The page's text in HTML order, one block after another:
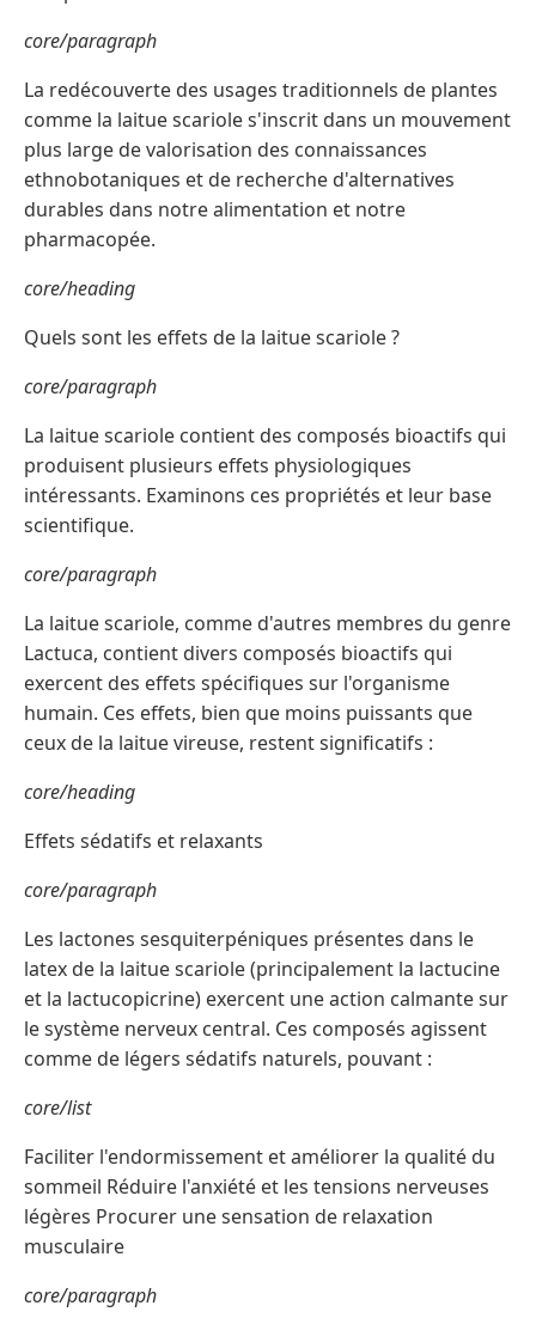
core/paragraph
La redécouverte des usages traditionnels de plantes
comme la laitue scariole s'inscrit dans un mouvement
plus large de valorisation des connaissances
ethnobotaniques et de recherche d'alternatives
durables dans notre alimentation et notre
pharmacopée.
core/heading
Quels sont les effets de la laitue scariole ?
core/paragraph
La laitue scariole contient des composés bioactifs qui
produisent plusieurs effets physiologiques
intéressants. Examinons ces propriétés et leur base
scientifique.
core/paragraph
La laitue scariole, comme d'autres membres du genre
Lactuca, contient divers composés bioactifs qui
exercent des effets spécifiques sur l'organisme
humain. Ces effets, bien que moins puissants que
ceux de la laitue vireuse, restent significatifs :
core/heading
Effets sédatifs et relaxants
core/paragraph
Les lactones sesquiterpéniques présentes dans le
latex de la laitue scariole (principalement la lactucine
et la lactucopicrine) exercent une action calmante sur
le système nerveux central. Ces composés agissent
comme de légers sédatifs naturels, pouvant :
core/list
Faciliter l'endormissement et améliorer la qualité du
sommeil Réduire l'anxiété et les tensions nerveuses
légères Procurer une sensation de relaxation
musculaire
core/paragraph